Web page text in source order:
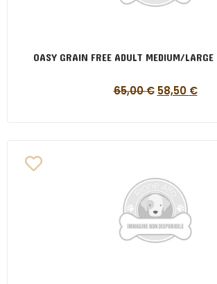
OASY GRAIN FREE ADULT MEDIUM/
65,00€ 58,50 €